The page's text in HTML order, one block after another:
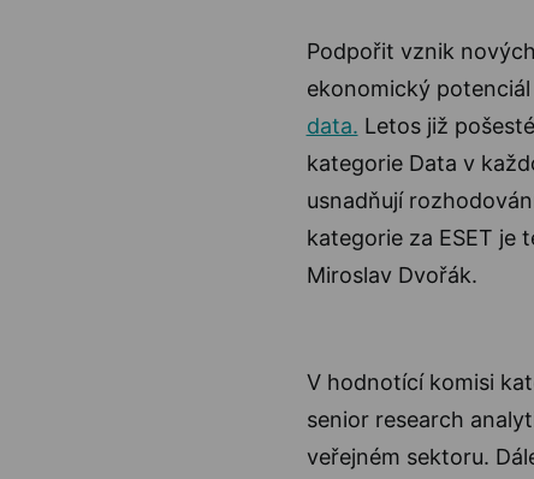
Podpořit vznik
ekonomický
data. Letos již
kategorie Data v
usnadňují
kategorie za ESET je
Miroslav Dvořák.
V hodnotící komisi
senior research
veřejném sektoru.